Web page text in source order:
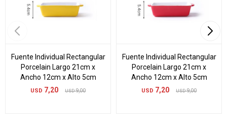
Fuente Individual Rectangular
Porcelain Largo 21cm x
Ancho 12cm x Alto 5cm
USD 7,20 USD 9,00
Fuente Individual Rectangular
Porcelain Largo 21cm x
Ancho 12cm x Alto 5cm
USD 7,20 USD 9,00